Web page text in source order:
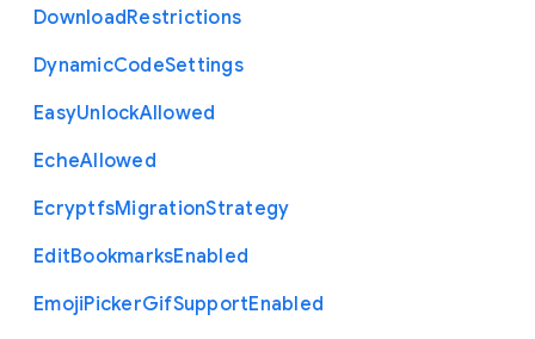
DownloadRestrictions
DynamicCodeSettings
EasyUnlockAllowed
EcheAllowed
EcryptfsMigrationStrategy
EditBookmarksEnabled
EmojiPickerGifSupportEnabled